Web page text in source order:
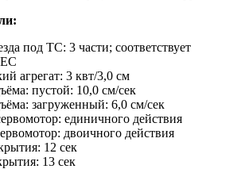
под ТС: 3 части; соответствует
ЕС
агрегат: 3 квт/3,0 cм
пустой: 10,0 см/сек
загруженный: 6,0 см/сек
единичного действия
двоичного действия
12 сек
13 сек